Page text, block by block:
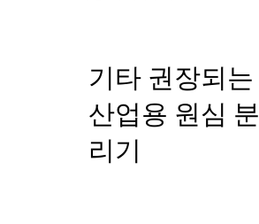
기타 권장되는
산업용 원심 분
리기